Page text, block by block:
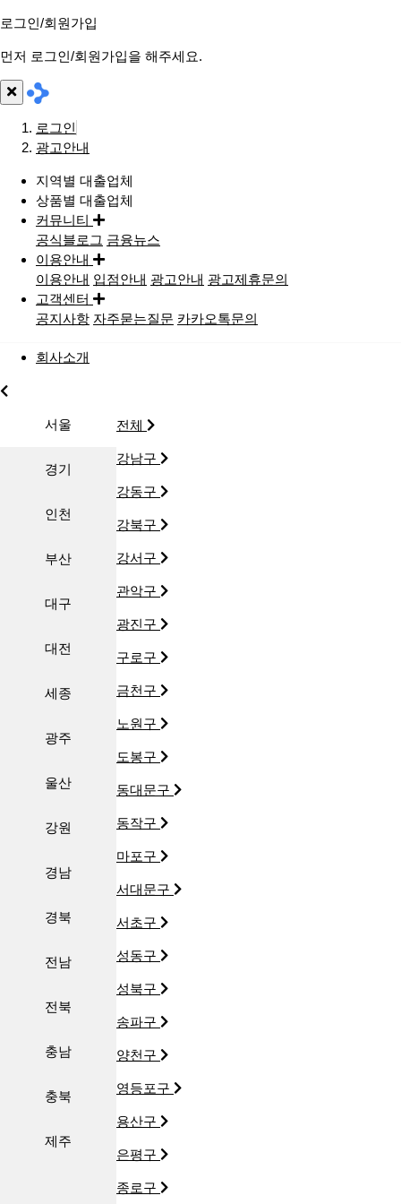
로그인/회원가입
먼저 로그인/회원가입을 해주세요.
로그인
광고안내
지역별 대출업체
상품별 대출업체
커뮤니티
공식블로그 금융뉴스
이용안내
이용안내 입점안내 광고안내 광고제휴문의
고객센터
공지사항 자주묻는질문 카카오톡문의
회사소개
서울
경기
인천
부산
대구
대전
세종
광주
울산
강원
경남
경북
전남
전북
충남
충북
제주
전체
강남구
강동구
강북구
강서구
관악구
광진구
구로구
금천구
노원구
도봉구
동대문구
동작구
마포구
서대문구
서초구
성동구
성북구
송파구
양천구
영등포구
용산구
은평구
종로구